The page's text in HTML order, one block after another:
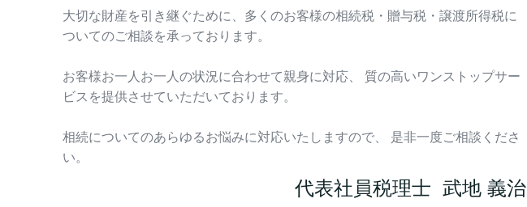
大切な財産を引き継ぐために、多くのお客様の相続税・贈与税・譲渡所得税に
ついてのご相談を承っております。
お客様お一人お一人の状況に合わせて親身に対応、 質の高いワンストップサー
ビスを提供させていただいております。
相続についてのあらゆるお悩みに対応いたしますので、 是非一度ご相談くださ
い。
代表社員税理士 武地 義治